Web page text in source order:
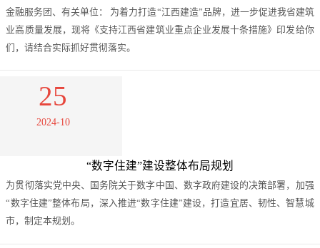
金融服务团、有关单位： 为着力打造“江西建造”品牌，进一步促进我省建筑
业高质量发展，现将《支持江西省建筑业重点企业发展十条措施》印发给你
们，请结合实际抓好贯彻落实。
25
2024-10
“数字住建”建设整体布局规划
为贯彻落实党中央、国务院关于数字中国、数字政府建设的决策部署，加强
“数字住建”整体布局，深入推进“数字住建”建设，打造宜居、韧性、智慧城
市，制定本规划。